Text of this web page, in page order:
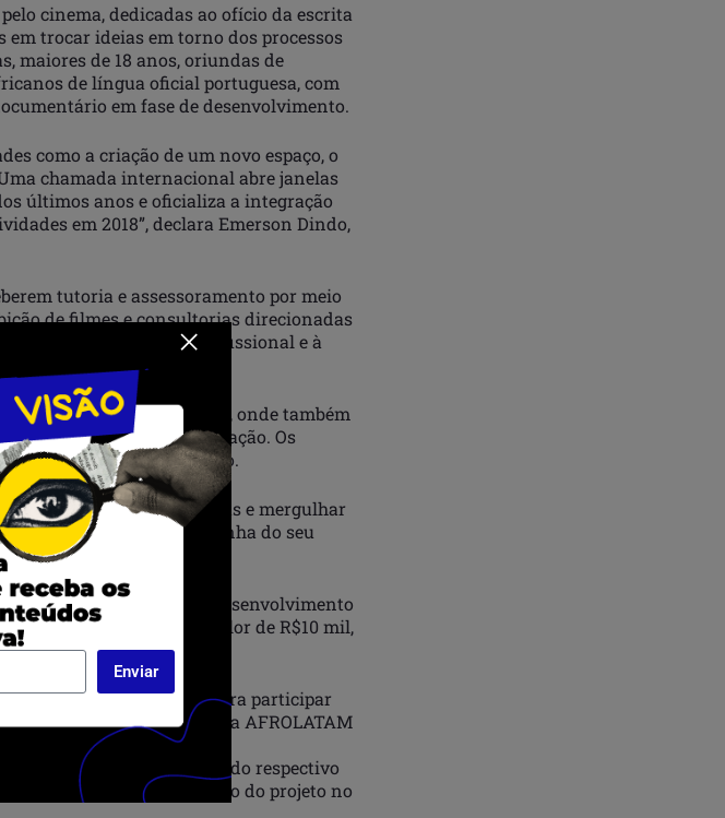
cinema, dedicadas ao ofício da escrita
trocar ideias em torno dos processos
maiores de 18 anos, oriundas de
de língua oficial portuguesa, com
em fase de desenvolvimento.
como a criação de um novo espaço, o
chamada internacional abre janelas
últimos anos e oficializa a integração
em 2018”, declara Emerson Dindo,
tutoria e assessoramento por meio
de filmes e consultorias direcionadas
ao desenvolvimento profissional e à
de outubro clicando
, onde também
os detalhes de participação. Os
semana de novembro.
de conhecer novas pessoas e mergulhar
em voz alta cada linha do seu
um estímulo ao desenvolvimento
Diáspora Lab 2022 no valor de R$10 mil,
do Diáspora Conecta:
de documentário para participar
África – América Latina AFROLATAM
de ficção com inclusão do respectivo
para o desenvolvimento do projeto no
Enviar